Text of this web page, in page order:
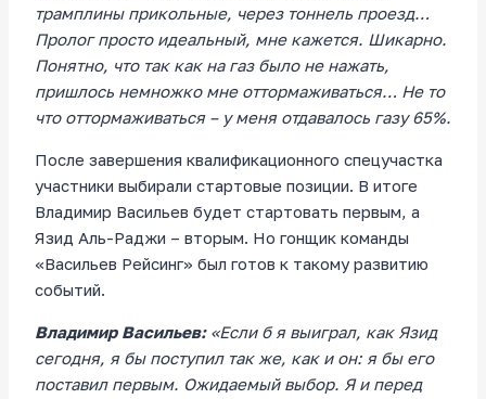
трамплины прикольные, через тоннель проезд…
Пролог просто идеальный, мне кажется. Шикарно.
Понятно, что так как на газ было не нажать,
пришлось немножко мне оттормаживаться… Не то
что оттормаживаться – у меня отдавалось газу 65%.
После завершения квалификационного спецучастка
участники выбирали стартовые позиции. В итоге
Владимир Васильев будет стартовать первым, а
Язид Аль-Раджи – вторым. Но гонщик команды
«Васильев Рейсинг» был готов к такому развитию
событий.
Владимир Васильев:«Если б я выиграл, как Язид
сегодня, я бы поступил так же, как и он: я бы его
поставил первым. Ожидаемый выбор. Я и перед